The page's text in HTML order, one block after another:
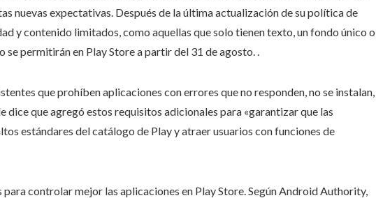
nuevas expectativas. Después de la última actualización de su política de
y contenido limitados, como aquellas que solo tienen texto, un fondo único o
se permitirán en Play Store a partir del 31 de agosto. .
que prohíben aplicaciones con errores que no responden, no se instalan,
dice que agregó estos requisitos adicionales para «garantizar que las
estándares del catálogo de Play y atraer usuarios con funciones de
controlar mejor las aplicaciones en Play Store. Según Android Authority,